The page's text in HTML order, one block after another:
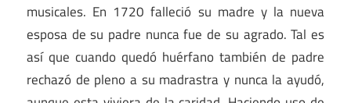
musicales. En 1720 falleció su madre y la nueva
esposa de su padre nunca fue de su agrado. Tal es
así que cuando quedó huérfano también de padre
rechazó de pleno a su madrastra y nunca la ayudó,